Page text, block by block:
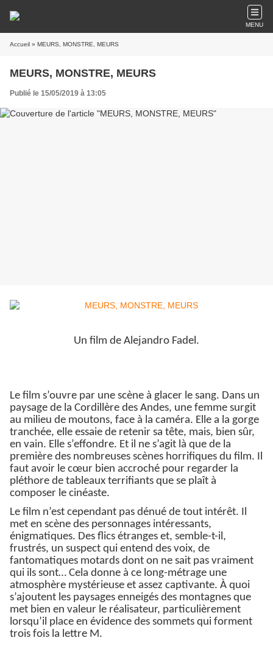
MENU
Accueil » MEURS, MONSTRE, MEURS
MEURS, MONSTRE, MEURS
Publié le 15/05/2019 à 13:05
Un film de Alejandro Fadel.
Le film s’ouvre par une scène à glacer le sang. Dans un
paysage de la Cordillère des Andes, une femme surgit
au milieu de moutons, face à la caméra. Elle a la gorge
tranchée, elle essaie de retenir sa tête, mais, bien sûr,
en vain. Elle s’effondre. Et il ne s’agit là que de la
première des nombreuses scènes horrifiques du film. Il
faut avoir le cœur bien accroché pour regarder la
pléthore de tableaux terrifiants que se plaît à
composer le cinéaste.
Le film n’est cependant pas dénué de tout intérêt. Il
met en scène des personnages intéressants,
énigmatiques. Des flics étranges et, semble-t-il,
frustrés, un suspect qui entend des voix, de
fantomatiques motards dont on ne sait pas vraiment
qui ils sont… Cela donne à ce long-métrage une
atmosphère mystérieuse et assez captivante. À quoi
s’ajoutent les paysages enneigés des montagnes que
met bien en valeur le réalisateur, particulièrement
lorsqu’il place en évidence des sommets qui forment
trois fois la lettre M.